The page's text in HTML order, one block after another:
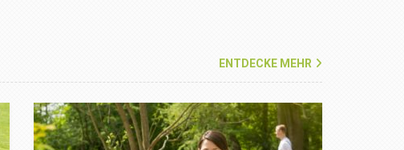
ENTDECKE MEHR